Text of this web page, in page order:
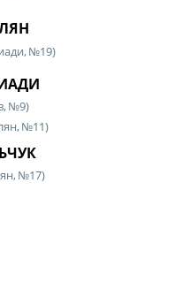
№19)
№9)
№11)
№17)